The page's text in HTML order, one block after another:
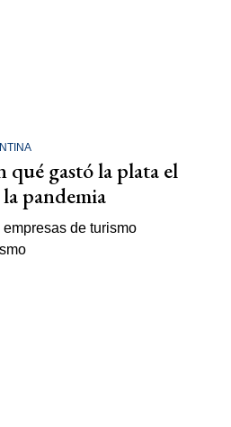
qué gastó la plata el
pandemia